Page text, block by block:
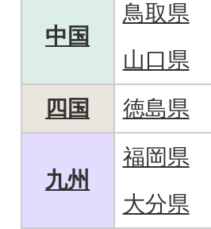
中国
鳥取県
山口県
四国
徳島県
九州
福岡県
大分県